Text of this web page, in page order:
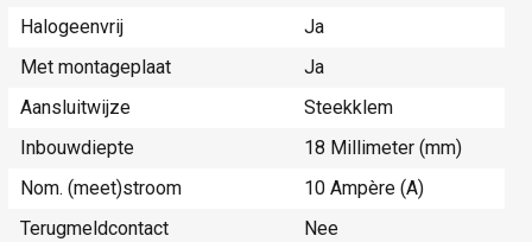
Halogeenvrij
Ja
Met montageplaat
Ja
Aansluitwijze
Steekklem
Inbouwdiepte
18 Millimeter (mm)
Nom. (meet)stroom
10 Ampère (A)
Terugmeldcontact
Nee